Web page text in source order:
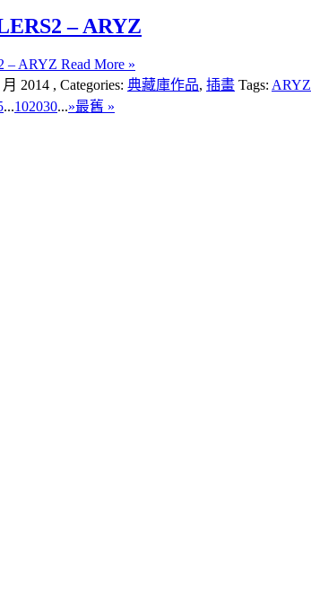
– ARYZ
Read More »
月 2014 , Categories: 典藏庫作品, 插畫 Tags: ARYZ
...102030...»最舊 »